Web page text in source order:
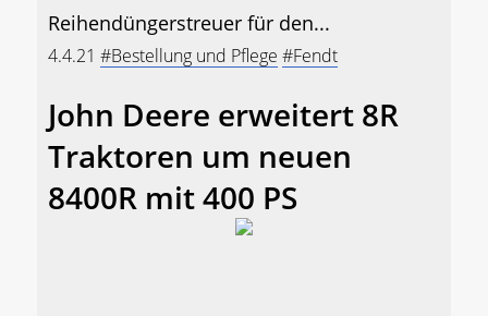
Reihendüngerstreuer für den...
4.4.21 #Bestellung und Pflege #Fendt
John Deere erweitert 8R
Traktoren um neuen
8400R mit 400 PS